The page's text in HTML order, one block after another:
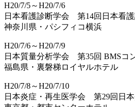
H20/7/5～H20/7/6
日本看護診断学会 第14回日本看
神奈川県・パシフィコ横浜
H20/7/6～H20/7/9
日本質量分析学会 第35回 BMSコ
福島県・裏磐梯ロイヤルホテル
H20/7/8～H20/7/10
日本炎症・再生医学会 第29回日